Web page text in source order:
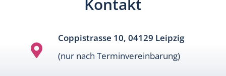
Kontakt

Coppistrasse 10, 04129 Leipzig
(nur nach Terminvereinbarung)